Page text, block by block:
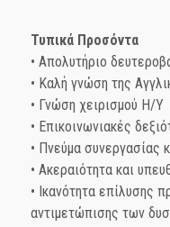
Τυπικά Προσόντα
• Απολυτήριο
• Καλή γνώση της
• Γνώση χειρισμού Η/Υ
• Επικοινωνιακές
• Πνεύμα συνεργασίας
• Ακεραιότητα και
• Ικανότητα επίλυσης
αντιμετώπισης των